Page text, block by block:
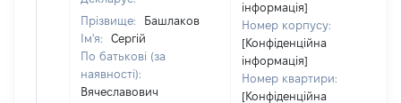
Прізвище:
Башлаков
Ім'я:
Сергій
По батькові (за
наявності):
Вячеславович
інформація]
Номер корпусу:
[Конфіденційна
інформація]
Номер квартири:
[Конфіденційна